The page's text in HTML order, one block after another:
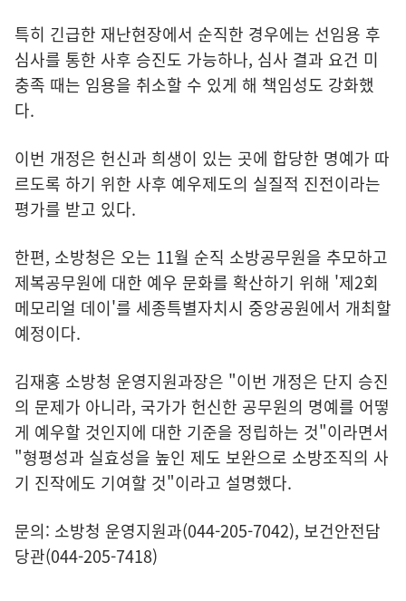
특히 긴급한 재난현장에서 순직한 경우에는 선임용 후
심사를 통한 사후 승진도 가능하나, 심사 결과 요건 미
충족 때는 임용을 취소할 수 있게 해 책임성도 강화했
다.
이번 개정은 헌신과 희생이 있는 곳에 합당한 명예가 따
르도록 하기 위한 사후 예우제도의 실질적 진전이라는
평가를 받고 있다.
한편, 소방청은 오는 11월 순직 소방공무원을 추모하고
제복공무원에 대한 예우 문화를 확산하기 위해 '제2회
메모리얼 데이'를 세종특별자치시 중앙공원에서 개최할
예정이다.
김재홍 소방청 운영지원과장은 "이번 개정은 단지 승진
의 문제가 아니라, 국가가 헌신한 공무원의 명예를 어떻
게 예우할 것인지에 대한 기준을 정립하는 것"이라면서
"형평성과 실효성을 높인 제도 보완으로 소방조직의 사
기 진작에도 기여할 것"이라고 설명했다.
문의: 소방청 운영지원과(044-205-7042), 보건안전담
당관(044-205-7418)